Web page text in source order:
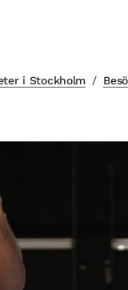
i Stockholm /